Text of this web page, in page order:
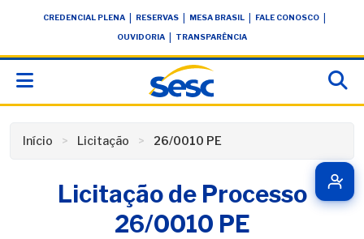
conteúdoCREDENCIAL PLENA RESERVAS MESA BRASIL FALE CONOSCO
OUVIDORIA TRANSPARÊNCIA
Início Licitação 26/0010 PE
Licitação de Processo
26/0010 PE